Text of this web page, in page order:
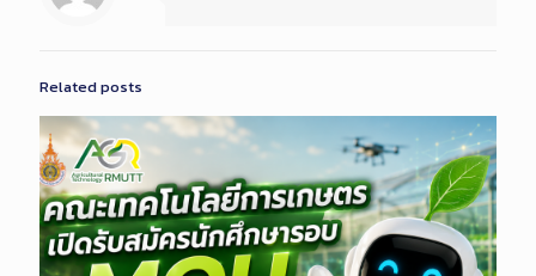
Related posts